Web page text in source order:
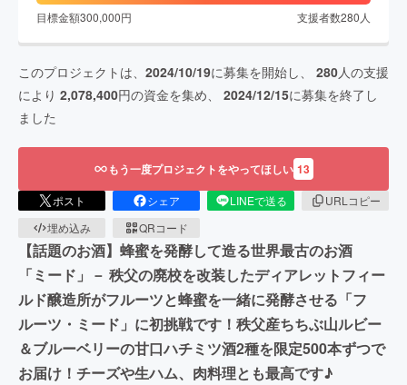
目標金額300,000円 支援者数280 人
このプロジェクトは、 2024/10/19に募集を開始し、 280人の支援
により 2,078,400円の資金を集め、 2024/12/15に募集を終了し
ました
もう一度プロジェクトをやってほしい 13
ポスト シェア LINEで送る
URLコピー
埋め込み
QRコード
【話題のお酒】蜂蜜を発酵して造る世界最古のお酒
「ミード」－ 秩父の廃校を改装したディアレットフィー
ルド醸造所がフルーツと蜂蜜を一緒に発酵させる「フ
ルーツ・ミード」に初挑戦です！秩父産ちちぶ山ルビー
＆ブルーベリーの甘口ハチミツ酒2種を限定500本ずつで
お届け！チーズや生ハム、肉料理とも最高です♪